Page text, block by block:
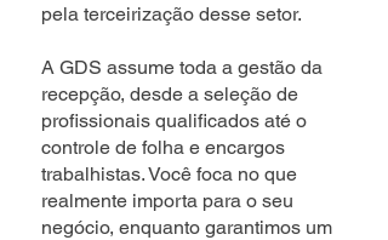
pela terceirização desse setor.
A GDS assume toda a gestão da
recepção, desde a seleção de
profissionais qualificados até o
controle de folha e encargos
trabalhistas. Você foca no que
realmente importa para o seu
negócio, enquanto garantimos um